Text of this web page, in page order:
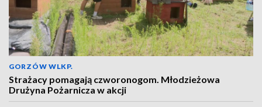
GORZÓW WLKP.
Strażacy pomagają czworonogom. Młodzieżowa
Drużyna Pożarnicza w akcji